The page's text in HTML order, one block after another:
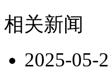
相关新闻
2025-05-